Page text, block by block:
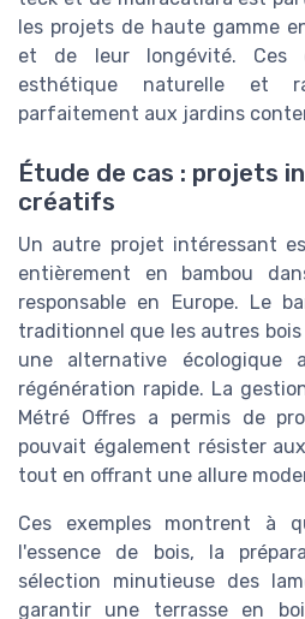
les projets de haute gamme
et de leur longévité. Ces
esthétique naturelle et
parfaitement aux jardins
Étude de cas : projets
créatifs
Un autre projet intéressant
entièrement en bambou
responsable en Europe. Le
traditionnel que les autres
une alternative écologique
régénération rapide. La
Métré Offres a permis de
pouvait également résister
tout en offrant une allure
Ces exemples montrent à
l'essence de bois, la
sélection minutieuse des
garantir une terrasse en